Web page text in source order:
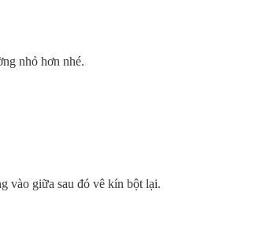
nhỏ hơn nhé.
vào giữa sau đó vê kín bột lại.